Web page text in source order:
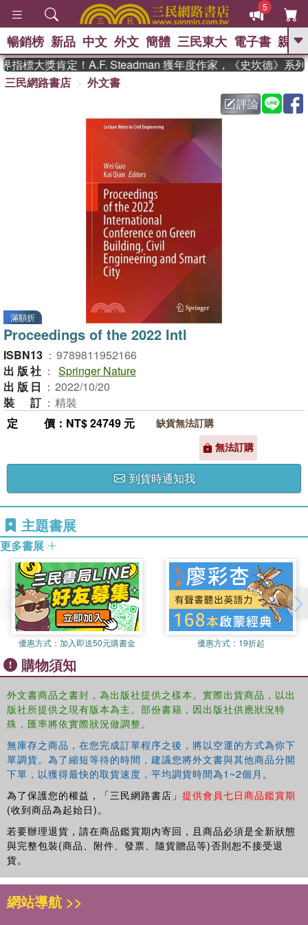
5
GO
父親節 、 如果歷
暑期推薦 、 國際布克
獎 臺灣漫遊錄
、 數學女孩：黎曼猜想
暢銷榜 新品 中文 外文 簡體 三民東大 電子書 親子
標大獎肯定！A.F. Steadman 獲年度作家，《史坎德》系列
三民網路書店
外文書
評論
滿額折
Proceedings of the 2022 Intl
ISBN13 ： 9789811952166
出版社 ： Springer Nature
出版日 ： 2022/10/20
裝訂 ： 精裝
定價 ：NT$ 24749 元
到貨時通知我
缺貨無法訂購
無法訂購
主題書展
更多書展
優惠方式： 加入即送50元購書金 優惠方式： 19折起
購物須知
外文書商品之書封，為出版社提供之樣本。實際出貨商品，以出
版社所提供之現有版本為主。部份書籍，因出版社供應狀況特
殊，匯率將依實際狀況做調整。
無庫存之商品，在您完成訂單程序之後，將以空運的方式為你下
單調貨。為了縮短等待的時間，建議您將外文書與其他商品分開
下單，以獲得最快的取貨速度，平均調貨時間為1~2個月。
為了保護您的權益，「三民網路書店」 提供會員七日商品鑑賞期
(收到商品為起始日)。
若要辦理退貨，請在商品鑑賞期內寄回，且商品必須是全新狀態
與完整包裝(商品、附件、發票、隨貨贈品等)否則恕不接受退
貨。
網站導航 >>